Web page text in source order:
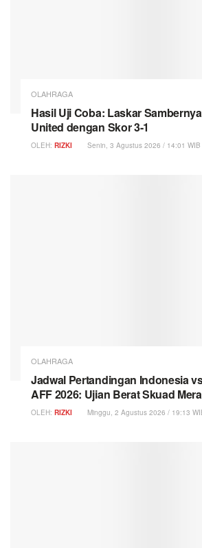
OLAHRAGA
Hasil Uji Coba: Laskar
United dengan Skor 3-1
OLEH: RIZKI Senin, 3 Agustus 2026 / 14:01 WIB
OLAHRAGA
Jadwal Pertandingan Indonesia
AFF 2026: Ujian Berat Skuad
OLEH: RIZKI Minggu, 2 Agustus 2026 / 19:13